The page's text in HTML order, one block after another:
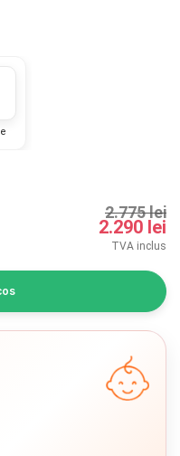
2.775 lei
2.290 lei
TVA inclus
3246 lei
5646 lei